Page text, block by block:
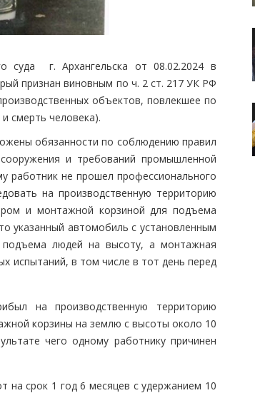
суда г. Архангельска от 08.02.2024 в
признан виновным по ч. 2 ст. 217 УК РФ
объектов, повлекшее по
смерть человека).
обязанности по соблюдению правил
и требований промышленной
работник не прошел профессионального
на производственную территорию
и монтажной корзиной для подъема
указанный автомобиль с установленным
людей на высоту, а монтажная
испытаний, в том числе в тот день перед
на производственную территорию
корзины на землю с высоты около 10
чего одному работнику причинен
на срок 1 год 6 месяцев с удержанием 10